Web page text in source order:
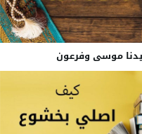
موسى وفرعون